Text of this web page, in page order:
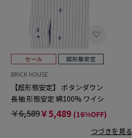
BRICK HOUSE
【超形態安定】 ボタンダウン
長袖 形態安定 綿100% ワイシ
ャツ
￥6,589￥5,489 (16%OFF)
つづきを見る